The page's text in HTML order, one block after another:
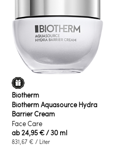
Biotherm
Biotherm Aquasource Hydra
Barrier Cream
Face Care
ab24,95 €/ 30 ml
831,67 € / Liter